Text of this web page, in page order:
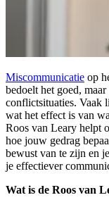
Miscommunicatie op
bedoelt het goed,
conflictsituaties. Vaak
wat het effect is van
Roos van Leary helpt
hoe jouw gedrag
bewust van te zijn en
je effectiever
Wat is de Roos van